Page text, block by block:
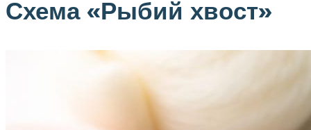
Схема «Рыбий хвост»